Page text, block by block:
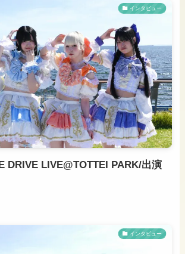
インタビュー
DRIVE LIVE@TOTTEI PARK/出演
インタビュー